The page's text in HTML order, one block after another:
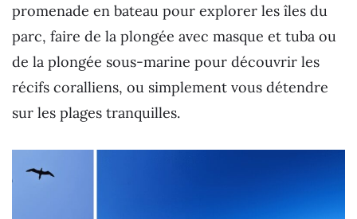
promenade en bateau pour explorer les îles du
parc, faire de la plongée avec masque et tuba ou
de la plongée sous-marine pour découvrir les
récifs coralliens, ou simplement vous détendre
sur les plages tranquilles.